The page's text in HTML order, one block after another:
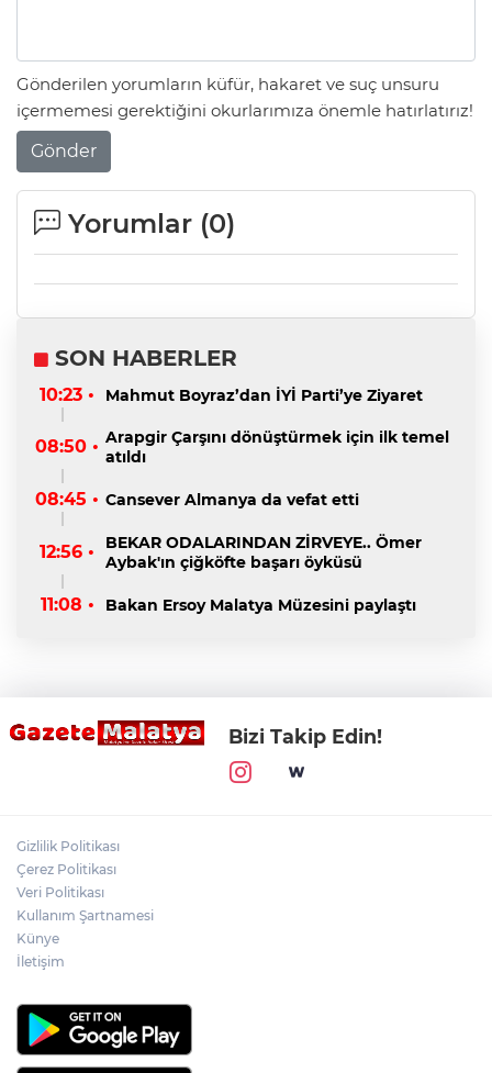
Gönderilen yorumların küfür, hakaret ve suç unsuru
içermemesi gerektiğini okurlarımıza önemle hatırlatırız!
Gönder
Yorumlar (0)
SON HABERLER
10:23 • Mahmut Boyraz’dan İYİ Parti’ye Ziyaret
08:50 • Arapgir Çarşını dönüştürmek için ilk temel
atıldı
08:45 • Cansever Almanya da vefat etti
12:56 •
BEKAR ODALARINDAN ZİRVEYE.. Ömer
Aybak'ın çiğköfte başarı öyküsü
11:08 • Bakan Ersoy Malatya Müzesini paylaştı
Bizi Takip Edin!
Gizlilik Politikası
Çerez Politikası
Veri Politikası
Kullanım Şartnamesi
Künye
İletişim